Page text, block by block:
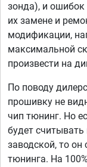
зонда), и ошибок
их замене и
модификации,
максимальной
произвести на
По поводу
прошивку не
чип тюнинг. Но
будет
заводской, то
тюнинга. На